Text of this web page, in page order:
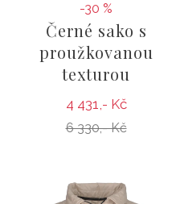
-30 %
Černé sako s
proužkovanou
texturou
4 431,- Kč
6 330,- Kč